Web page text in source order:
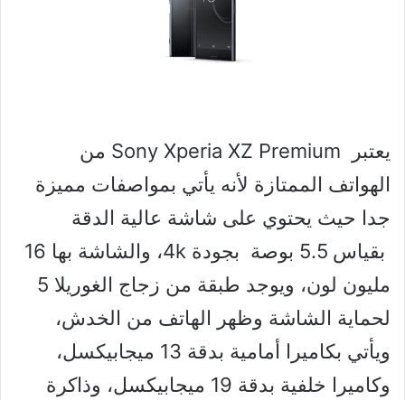
يعتبر Sony Xperia XZ Premium من
الهواتف الممتازة لأنه يأتي بمواصفات مميزة
جدا حيث يحتوي على شاشة عالية الدقة
بقياس 5.5 بوصة بجودة 4k، والشاشة بها 16
مليون لون، ويوجد طبقة من زجاج الغوريلا 5
لحماية الشاشة وظهر الهاتف من الخدش،
ويأتي بكاميرا أمامية بدقة 13 ميجابيكسل،
وكاميرا خلفية بدقة 19 ميجابيكسل، وذاكرة